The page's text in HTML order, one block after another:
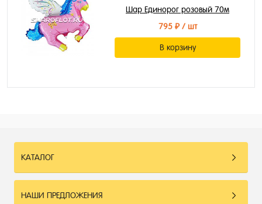
Шар Единорог розовый 70м
795 ₽/ шт
В корзину
КАТАЛОГ
НАШИ ПРЕДЛОЖЕНИЯ